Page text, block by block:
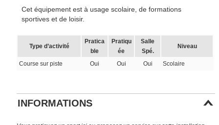
Cet équipement est à usage scolaire, de formations
sportives et de loisir.
Type d’activité
Pratica
ble
Pratiqu
ée
Salle
Spé.
Niveau
Course sur piste Oui Oui Oui Scolaire
INFORMATIONS